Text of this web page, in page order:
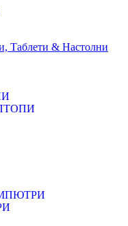
Таблети & Настолни